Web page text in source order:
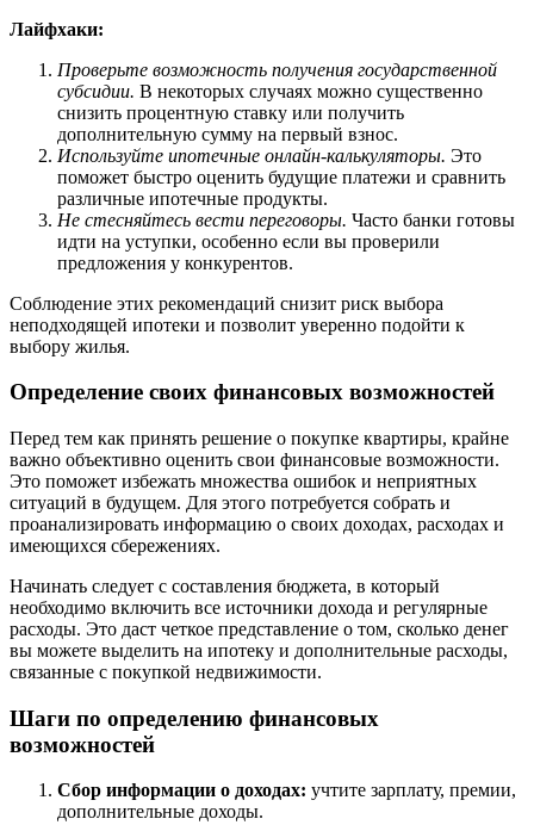
Лайфхаки:
Проверьте возможность получения государственной
субсидии. В некоторых случаях можно существенно
снизить процентную ставку или получить
дополнительную сумму на первый взнос.
Используйте ипотечные онлайн-калькуляторы. Это
поможет быстро оценить будущие платежи и сравнить
различные ипотечные продукты.
Не стесняйтесь вести переговоры. Часто банки готовы
идти на уступки, особенно если вы проверили
предложения у конкурентов.
Соблюдение этих рекомендаций снизит риск выбора
неподходящей ипотеки и позволит уверенно подойти к
выбору жилья.
Определение своих финансовых возможностей
Перед тем как принять решение о покупке квартиры, крайне
важно объективно оценить свои финансовые возможности.
Это поможет избежать множества ошибок и неприятных
ситуаций в будущем. Для этого потребуется собрать и
проанализировать информацию о своих доходах, расходах и
имеющихся сбережениях.
Начинать следует с составления бюджета, в который
необходимо включить все источники дохода и регулярные
расходы. Это даст четкое представление о том, сколько денег
вы можете выделить на ипотеку и дополнительные расходы,
связанные с покупкой недвижимости.
Шаги по определению финансовых
возможностей
Сбор информации о доходах: учтите зарплату, премии,
дополнительные доходы.